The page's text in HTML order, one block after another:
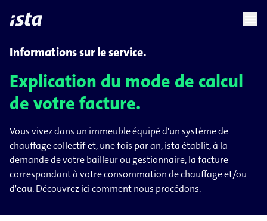
languagechevron_right
Informations sur le service.
Explication du mode de calcul
de votre facture.
Vous vivez dans un immeuble équipé d'un système de
chauffage collectif et, une fois par an, ista établit, à la
demande de votre bailleur ou gestionnaire, la facture
correspondant à votre consommation de chauffage et/ou
d'eau. Découvrez ici comment nous procédons.